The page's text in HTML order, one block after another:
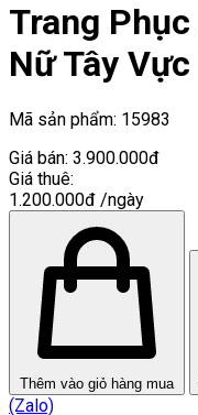
Trang
Nữ Tây Vực
Mã sản phẩm: 15983
Giá bán: 3.900.000đ
Giá thuê:
1.200.000đ /ngày
Thêm vào giỏ hàng mua
(Zalo)